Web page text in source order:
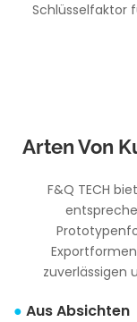
Schlüsselfaktor
Arten Von
F&Q TECH
zuverlässigen
● Aus Absichten